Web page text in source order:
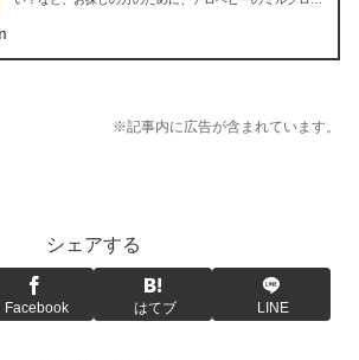
※記事内に広告が含まれています。
シェアする
Facebook はてブ LINE